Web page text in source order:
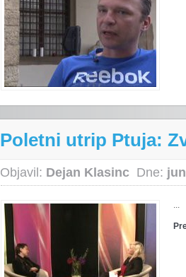
Poletni utrip Ptuja:
Objavil: Dejan Klasinc Dne: